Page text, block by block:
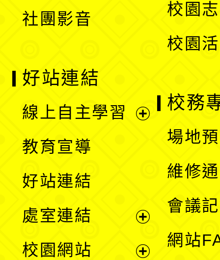
社團影音
校園
校園
好站連結
線上自主學習
單
教育宣導
好站連結
處室連結
校園網站
校務
場地
維修
會議
網站